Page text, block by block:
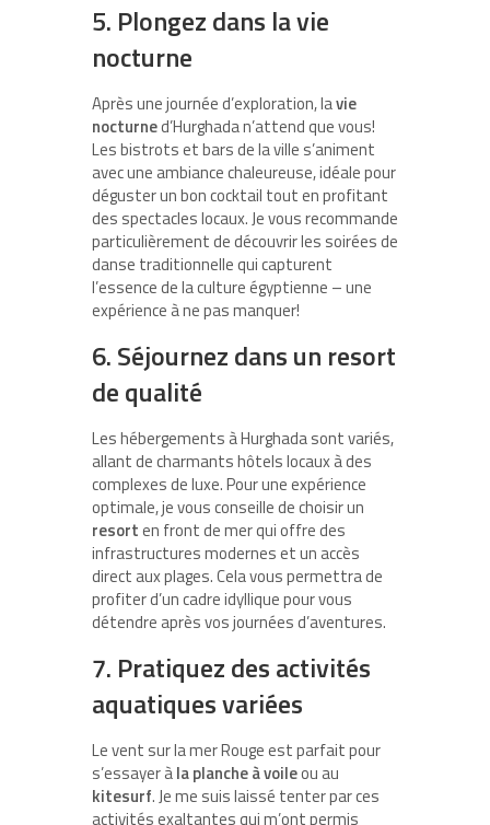
5. Plongez dans la vie
nocturne
Après une journée d’exploration, lavie
nocturned’Hurghada n’attend que vous!
Les bistrots et bars de la ville s’animent
avec une ambiance chaleureuse, idéale pour
déguster un bon cocktail tout en profitant
des spectacles locaux. Je vous recommande
particulièrement de découvrir les soirées de
danse traditionnelle qui capturent
l’essence de la culture égyptienne – une
expérience à ne pas manquer!
6. Séjournez dans un resort
de qualité
Les hébergements à Hurghada sont variés,
allant de charmants hôtels locaux à des
complexes de luxe. Pour une expérience
optimale, je vous conseille de choisir un
resorten front de mer qui offre des
infrastructures modernes et un accès
direct aux plages. Cela vous permettra de
profiter d’un cadre idyllique pour vous
détendre après vos journées d’aventures.
7. Pratiquez des activités
aquatiques variées
Le vent sur la mer Rouge est parfait pour
s’essayer àla planche à voileou au
kitesurf. Je me suis laissé tenter par ces
activités exaltantes qui m’ont permis